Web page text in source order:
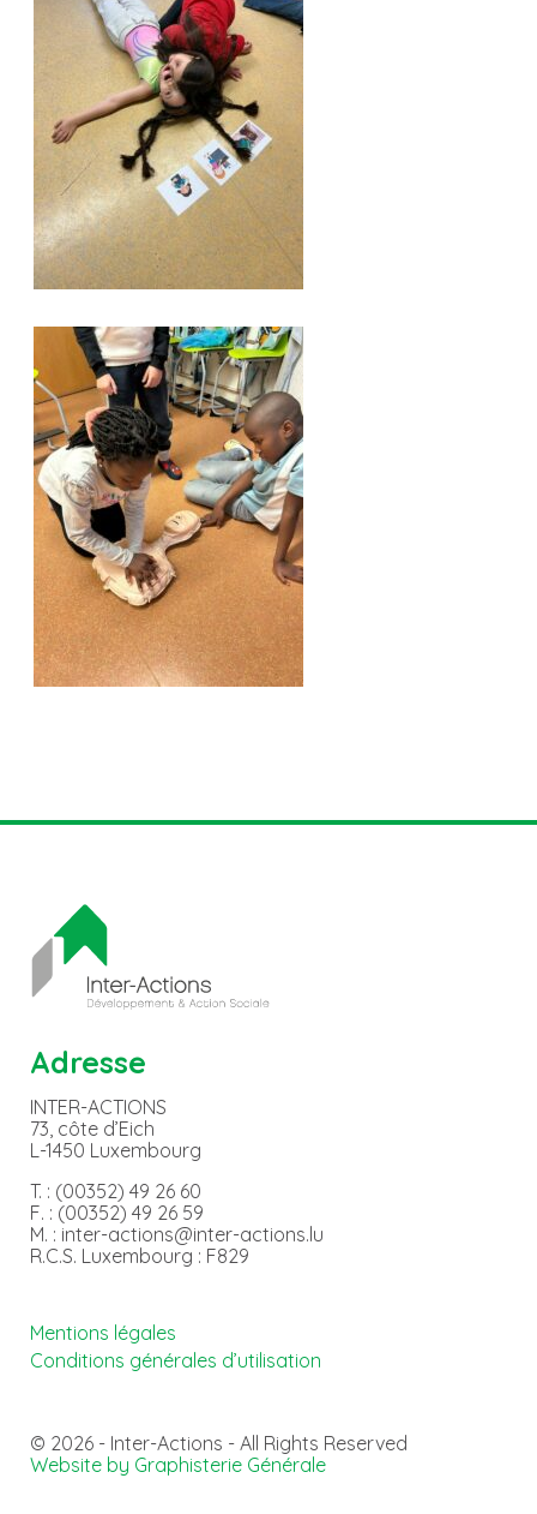
Adresse
INTER-ACTIONS
73, côte d’Eich
L-1450 Luxembourg
T. : (00352) 49 26 60
F. : (00352) 49 26 59
M. : inter-actions@inter-actions.lu
R.C.S. Luxembourg : F829
Mentions légales
Conditions générales d’utilisation
© 2026 - Inter-Actions - All Rights Reserved
Website by Graphisterie Générale